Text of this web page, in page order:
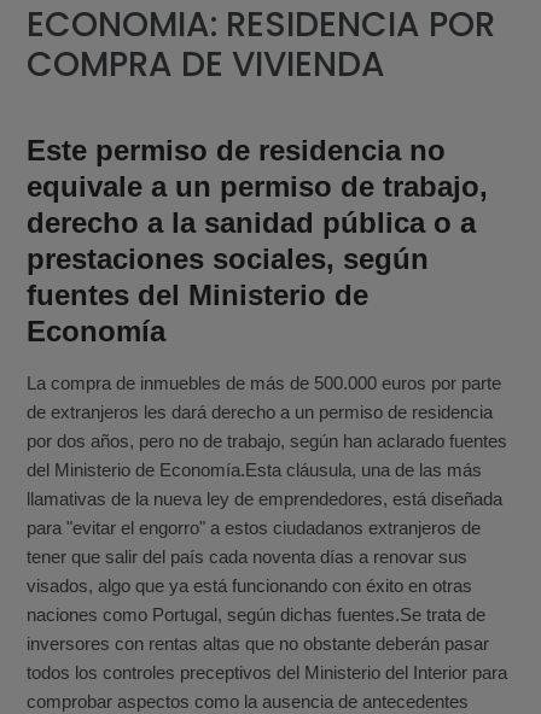
ECONOMIA: RESIDENCIA POR
COMPRA DE VIVIENDA
Este permiso de residencia no
equivale a un permiso de trabajo,
derecho a la sanidad pública o a
prestaciones sociales, según
fuentes del Ministerio de
Economía
La compra de inmuebles de más de 500.000 euros por parte
de extranjeros les dará derecho a un permiso de residencia
por dos años, pero no de trabajo, según han aclarado fuentes
del Ministerio de Economía.Esta cláusula, una de las más
llamativas de la nueva ley de emprendedores, está diseñada
para "evitar el engorro" a estos ciudadanos extranjeros de
tener que salir del país cada noventa días a renovar sus
visados, algo que ya está funcionando con éxito en otras
naciones como Portugal, según dichas fuentes.Se trata de
inversores con rentas altas que no obstante deberán pasar
todos los controles preceptivos del Ministerio del Interior para
comprobar aspectos como la ausencia de antecedentes